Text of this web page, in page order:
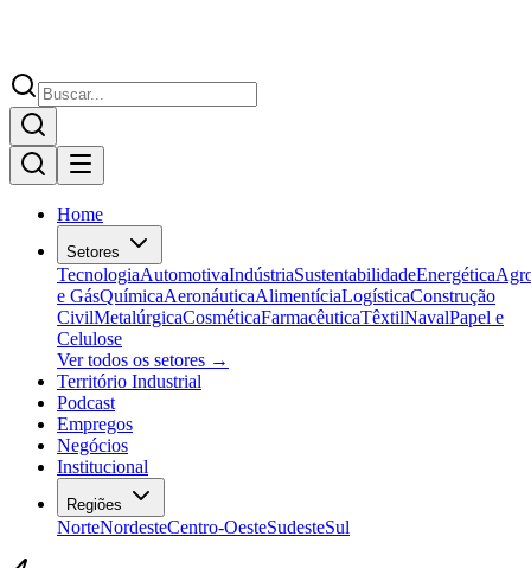
Home
Setores
TecnologiaAutomotivaIndústriaSustentabilidadeEnergética
e GásQuímicaAeronáuticaAlimentíciaLogísticaConstrução
CivilMetalúrgicaCosméticaFarmacêuticaTêxtilNavalPapel e
Celulose
Ver todos os setores →
Território Industrial
Podcast
Empregos
Negócios
Institucional
Regiões
NorteNordesteCentro-OesteSudesteSul